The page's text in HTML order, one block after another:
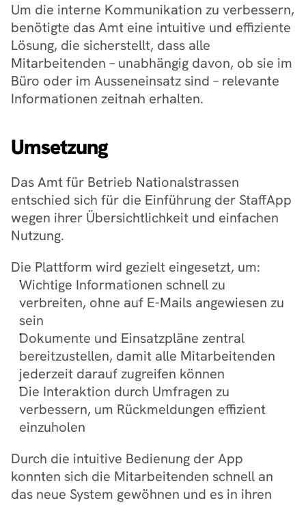
Um die interne Kommunikation zu verbessern,
benötigte das Amt eine intuitive und effiziente
Lösung, die sicherstellt, dass alle
Mitarbeitenden – unabhängig davon, ob sie im
Büro oder im Ausseneinsatz sind – relevante
Informationen zeitnah erhalten.
Umsetzung
Das Amt für Betrieb Nationalstrassen
entschied sich für die Einführung der StaffApp
wegen ihrer Übersichtlichkeit und einfachen
Nutzung.
Die Plattform wird gezielt eingesetzt, um:
Wichtige Informationen schnell zu
verbreiten, ohne auf E-Mails angewiesen zu
sein
Dokumente und Einsatzpläne zentral
bereitzustellen, damit alle Mitarbeitenden
jederzeit darauf zugreifen können
Die Interaktion durch Umfragen zu
verbessern, um Rückmeldungen effizient
einzuholen
Durch die intuitive Bedienung der App
konnten sich die Mitarbeitenden schnell an
das neue System gewöhnen und es in ihren